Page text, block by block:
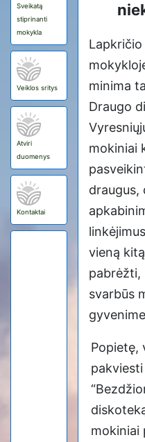
Sveikatą
stiprinanti
mokykla
Veiklos sritys
Atviri
duomenys
Kontaktai
minima
Draugo
mokiniai
draugus,
vieną
pabrėžti,
svarbūs
Popietę,
pakviesti
mokiniai